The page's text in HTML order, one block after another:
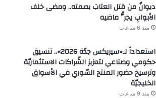
ديوانُ من قتل العتابَ بصمته.. ومضى خلف
الأبوابِ يجرُّ ماضيه
منذ 6 ساعات
استعداداً لـ«سيريكس جدّة 2026».. تنسيق
حكومي وصناعي لتعزيز الشّراكات الاستثماريّة
وترسيخ حضور المنتج السّوري في الأسواق
الخليجيّة
منذ 9 ساعات